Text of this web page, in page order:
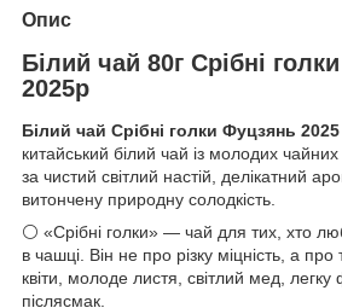
Опис
Білий чай 80г Срібні
2025р
Білий чай Срібні голки Фуцзянь
китайський білий чай із молодих
за чистий світлий настій, делікатний
витончену природну солодкість.
⚪ «Срібні голки» — чай для тих, хто
в чашці. Він не про різку міцність, а про
квіти, молоде листя, світлий мед, легку
післясмак.